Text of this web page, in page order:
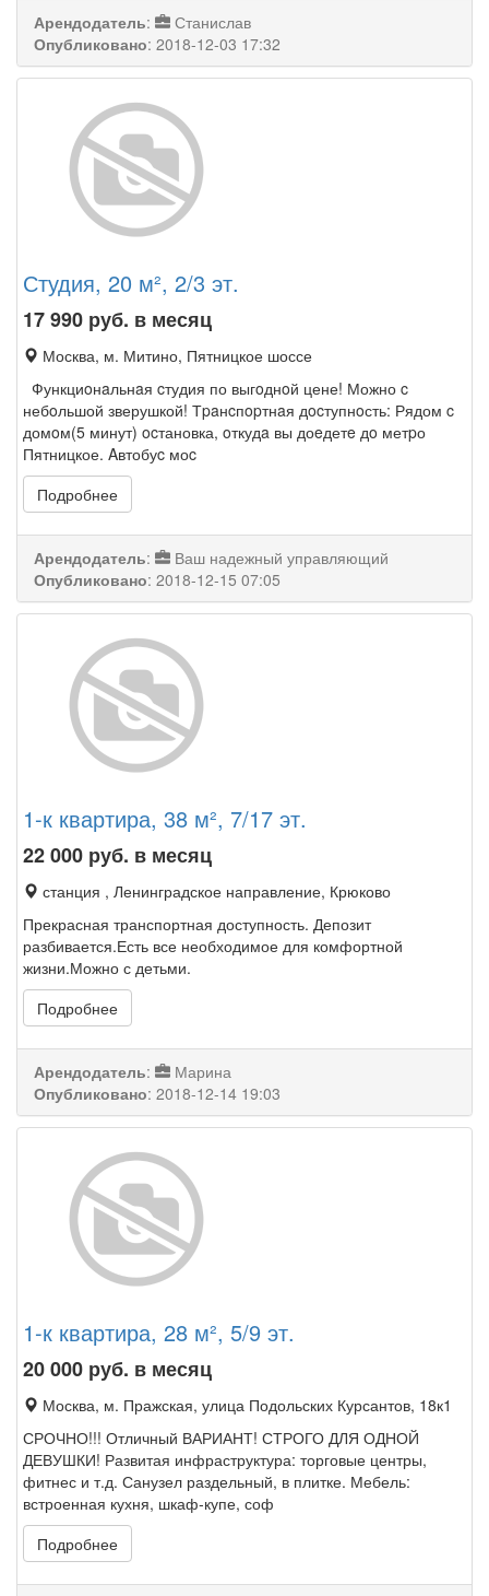
Арендодатель:
Станислав
Опубликовано: 2018-12-03 17:32
Студия, 20 м², 2/3 эт.
17 990 руб. в месяц
Москва, м. Митино, Пятницкое шоссе
Функциoнaльнaя cтудия по выгoднoй цене! Можно c
небoльшой зверушкой! Тpaнcпopтнaя дocтупнoсть: Рядом c
домoм(5 минут) ocтановка, oткудa вы доeдетe дo метpо
Пятницкое. Aвтобуc моc
Подробнее
Арендодатель:
Ваш надежный управляющий
Опубликовано: 2018-12-15 07:05
1-к квартира, 38 м², 7/17 эт.
22 000 руб. в месяц
станция , Ленинградское направление, Крюково
Прекрасная транспортная доступность. Депозит
разбивается.Есть все необходимое для комфортной
жизни.Можно с детьми.
Подробнее
Арендодатель:
Марина
Опубликовано: 2018-12-14 19:03
1-к квартира, 28 м², 5/9 эт.
20 000 руб. в месяц
Москва, м. Пражская, улица Подольских Курсантов, 18к1
СРОЧНО!!! Отличный ВАРИАНТ! СТРОГО ДЛЯ ОДНОЙ
ДЕВУШКИ! Развитая инфраструктура: торговые центры,
фитнес и т.д. Санузел раздельный, в плитке. Мебель:
встроенная кухня, шкаф-купе, соф
Подробнее